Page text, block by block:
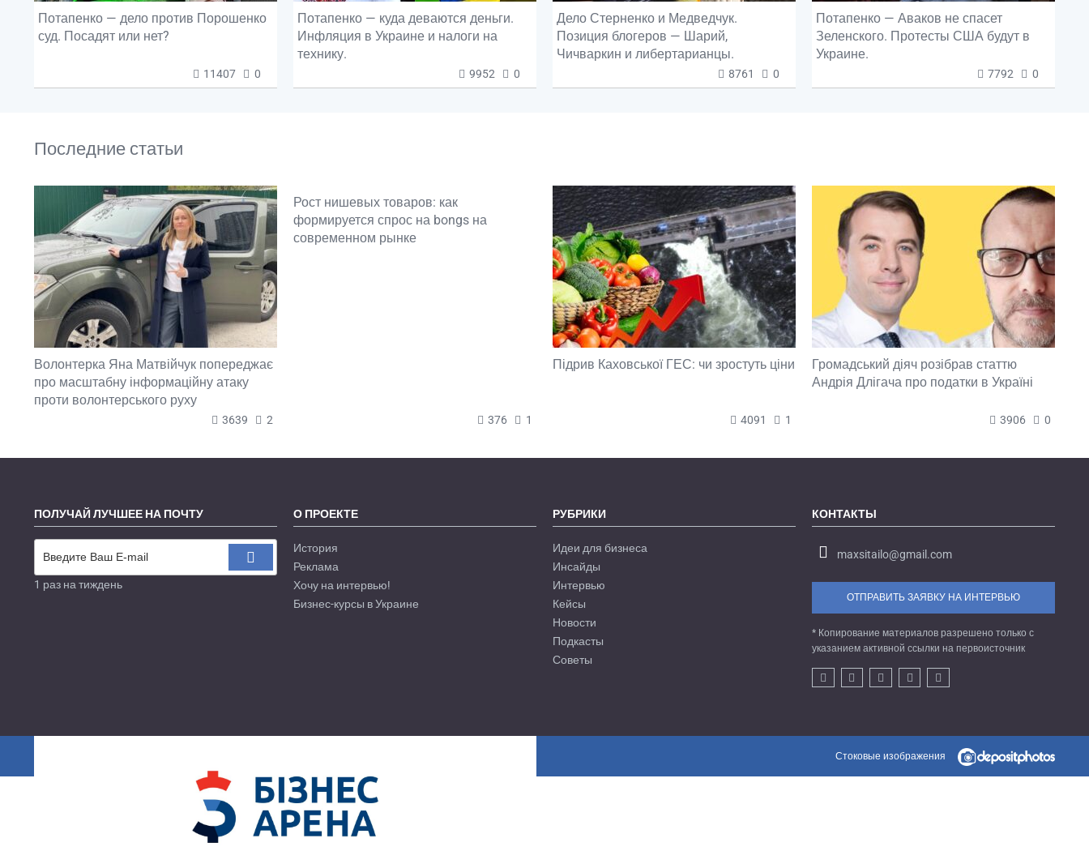
Потапенко — дело против Порошенко
суд. Посадят или нет?
11407 0
Потапенко — куда деваются деньги.
Инфляция в Украине и налоги на
технику.
9952 0
Дело Стерненко и Медведчук.
Позиция блогеров — Шарий,
Чичваркин и либертарианцы.
8761 0
Потапенко — Аваков не спасет
Зеленского. Протесты США будут в
Украине.
7792 0
Последние статьи
Волонтерка Яна Матвійчук попереджає
про масштабну інформаційну атаку
проти волонтерського руху
3639 2
Рост нишевых товаров: как
формируется спрос на bongs на
современном рынке
376 1
Підрив Каховської ГЕС: чи зростуть ціни
4091 1
Громадський діяч розібрав статтю
Андрія Длігача про податки в Україні
3906 0
ПОЛУЧАЙ ЛУЧШЕЕ НА ПОЧТУ
1 раз на тиждень
О ПРОЕКТЕ
История
Реклама
Хочу на интервью!
Бизнес-курсы в Украине
РУБРИКИ
Идеи для бизнеса
Инсайды
Интервью
Кейсы
Новости
Подкасты
Советы
КОНТАКТЫ
maxsitailo@gmail.com
ОТПРАВИТЬ ЗАЯВКУ НА ИНТЕРВЬЮ
* Копирование материалов разрешено только с
указанием активной ссылки на первоисточник
Стоковые изображения